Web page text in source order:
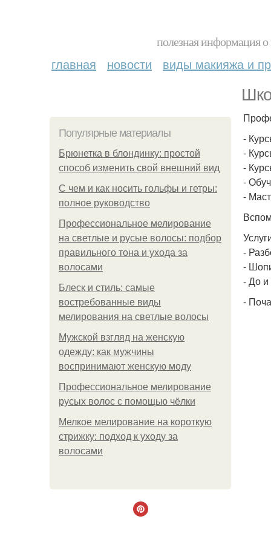
полезная информация
главная новости виды макияжа и
Популярные материалы
Брюнетка в блондинку: простой
способ изменить свой внешний вид
С чем и как носить гольфы и гетры:
полное руководство
Профессиональное мелирование
на светлые и русые волосы: подбор
правильного тона и ухода за
волосами
Блеск и стиль: самые
востребованные виды
мелирования на светлые волосы
Мужской взгляд на женскую
одежду: как мужчины
воспринимают женскую моду
Профессиональное мелирование
русых волос с помощью чёлки
Мелкое мелирование на короткую
стрижку: подход к уходу за
волосами
-
-
-
-
-
-
-
- До и
-